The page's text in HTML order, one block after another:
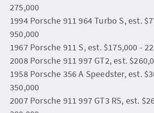
275,000
1994 Porsche 911 964 Turbo S, est.
950,000
1967 Porsche 911 S, est. $175,000 -
2008 Porsche 911 997 GT2, est.
1958 Porsche 356 A Speedster, est.
350,000
2007 Porsche 911 997 GT3 RS, est.